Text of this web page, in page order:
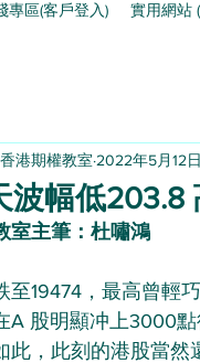
專區(客戶登入) 實用網站
波幅低203.8
香港期權教室 2022年5月12日
室主筆：杜嘯鴻
至19474，最高曾輕
A 股明顯冲上3000點
此，此刻的港股當然